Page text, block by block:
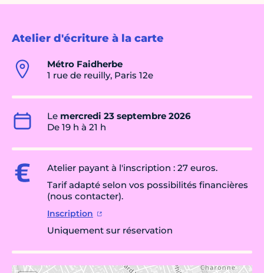
Atelier d'écriture à la carte
Métro Faidherbe
1 rue de reuilly, Paris 12e
Le mercredi 23 septembre 2026
De 19 h à 21 h
Atelier payant à l'inscription : 27 euros.
Tarif adapté selon vos possibilités financières
(nous contacter).
Inscription
Uniquement sur réservation